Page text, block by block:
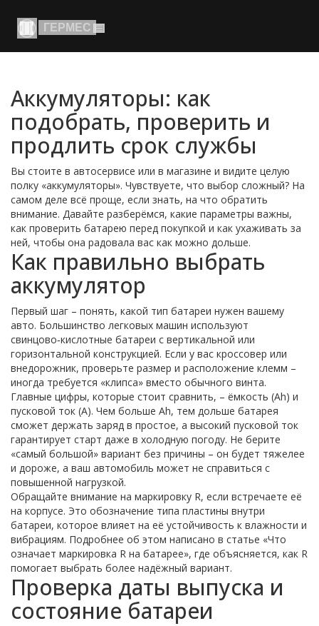
Аккумуляторы: как
подобрать, проверить и
продлить срок службы
Вы стоите в автосервисе или в магазине и видите целую
полку «аккумуляторы». Чувствуете, что выбор сложный? На
самом деле всё проще, если знать, на что обратить
внимание. Давайте разберёмся, какие параметры важны,
как проверить батарею перед покупкой и как ухаживать за
ней, чтобы она радовала вас как можно дольше.
Как правильно выбрать
аккумулятор
Первый шаг – понять, какой тип батареи нужен вашему
авто. Большинство легковых машин используют
свинцово‑кислотные батареи с вертикальной или
горизонтальной конструкцией. Если у вас кроссовер или
внедорожник, проверьте размер и расположение клемм –
иногда требуется «клипса» вместо обычного винта.
Главные цифры, которые стоит сравнить, – ёмкость (Ah) и
пусковой ток (A). Чем больше Ah, тем дольше батарея
сможет держать заряд в простое, а высокий пусковой ток
гарантирует старт даже в холодную погоду. Не берите
«самый большой» вариант без причины – он будет тяжелее
и дороже, а ваш автомобиль может не справиться с
повышенной нагрузкой.
Обращайте внимание на маркировку R, если встречаете её
на корпусе. Это обозначение типа пластины внутри
батареи, которое влияет на её устойчивость к влажности и
вибрациям. Подробнее об этом написано в статье «Что
означает маркировка R на батарее», где объясняется, как R
помогает выбрать более надёжный вариант.
Проверка даты выпуска и
состояние батареи